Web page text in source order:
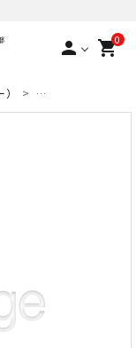
person 0
shopping_cart
BROMPTON